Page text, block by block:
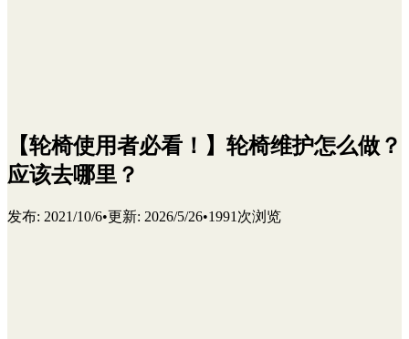
【轮椅使用者必看！】轮椅维护怎么做？
应该去哪里？
发布: 2021/10/6•更新: 2026/5/26•1991次浏览